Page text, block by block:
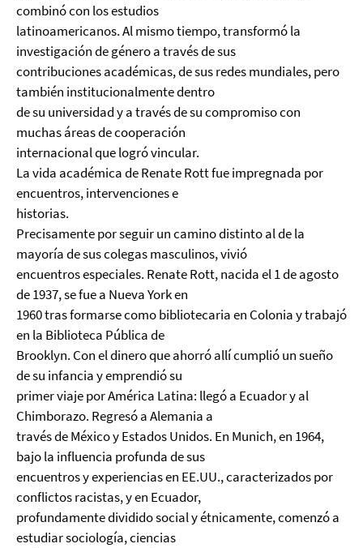
combinó con los estudios
latinoamericanos. Al mismo tiempo, transformó la
investigación de género a través de sus
contribuciones académicas, de sus redes mundiales, pero
también institucionalmente dentro
de su universidad y a través de su compromiso con
muchas áreas de cooperación
internacional que logró vincular.
La vida académica de Renate Rott fue impregnada por
encuentros, intervenciones e
historias.
Precisamente por seguir un camino distinto al de la
mayoría de sus colegas masculinos, vivió
encuentros especiales. Renate Rott, nacida el 1 de agosto
de 1937, se fue a Nueva York en
1960 tras formarse como bibliotecaria en Colonia y trabajó
en la Biblioteca Pública de
Brooklyn. Con el dinero que ahorró allí cumplió un sueño
de su infancia y emprendió su
primer viaje por América Latina: llegó a Ecuador y al
Chimborazo. Regresó a Alemania a
través de México y Estados Unidos. En Munich, en 1964,
bajo la influencia profunda de sus
encuentros y experiencias en EE.UU., caracterizados por
conflictos racistas, y en Ecuador,
profundamente dividido social y étnicamente, comenzó a
estudiar sociología, ciencias